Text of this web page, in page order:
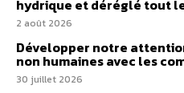
hydrique et déréglé tout
2 août 2026
Développer notre
non humaines avec les
30 juillet 2026